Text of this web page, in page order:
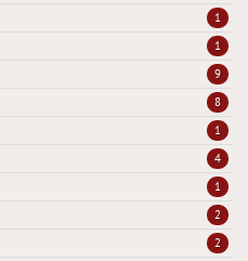
1
1
9
8
1
4
1
2
2